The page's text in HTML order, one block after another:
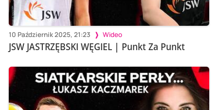
10 Październik 2025, 21:23 Wideo
JSW JASTRZĘBSKI WĘGIEL | Punkt Za Punkt